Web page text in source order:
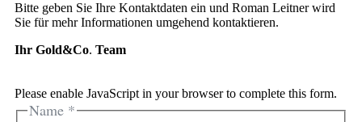
Bitte geben Sie Ihre Kontaktdaten ein und Roman Leitner wird
Sie für mehr Informationen umgehend kontaktieren.
Ihr Gold&Co. Team
Please enable JavaScript in your browser to complete this form.
Name *